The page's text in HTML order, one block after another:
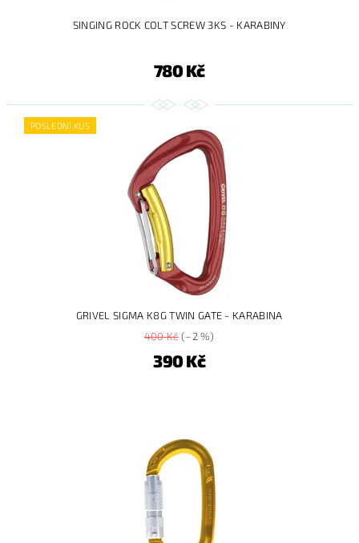
SINGING ROCK COLT SCREW 3KS - KARABINY
780 Kč
POSLEDNÍ KUS
GRIVEL SIGMA K8G TWIN GATE - KARABINA
400 Kč(–2 %)
390 Kč